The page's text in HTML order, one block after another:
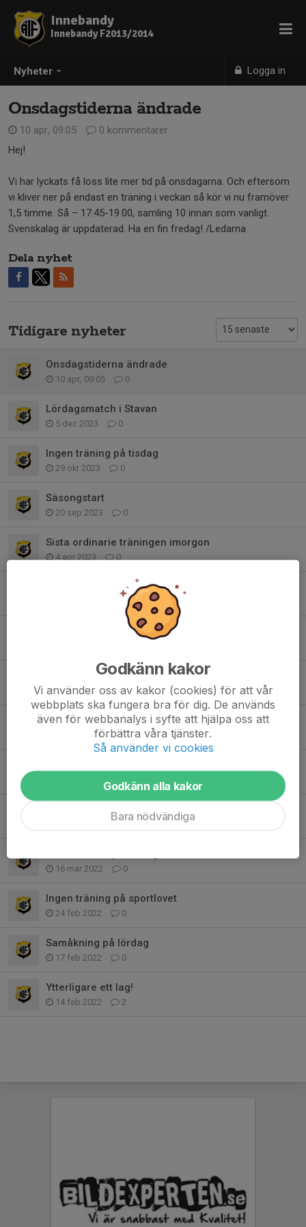
Nyheter Logga in
Innebandy
Innebandy F2013/2014
Onsdagstiderna ändrade
10 apr, 09:05
0 kommentarer
Hej!
Vi har lyckats få loss lite mer tid på onsdagarna. Och eftersom
vi kliver ner på endast en träning i veckan så kör vi nu framöver
1,5 timme. Så – 17:45-19.00, samling 10 innan som vanligt.
Svenskalag är uppdaterad. Ha en fin fredag! /Ledarna
Dela nyhet
Tidigare nyheter
Onsdagstiderna ändrade
10 apr, 09:05 0
Lördagsmatch i Stavan
5 dec 2023 0
Ingen träning på tisdag
29 okt 2023 0
Säsongstart
20 sep 2023 0
Sista ordinarie träningen imorgon
4 apr 2023 0
Träningstid 17:45-19:15
Säsongsstart 21/9
6 sep 2022 0
Få spelare i helgen
23 mar 2022 0
0
Match på lördag
16 mar 2022 0
Ingen träning på sportlovet
24 feb 2022 0
Samåkning på lördag
17 feb 2022 0
Ytterligare ett lag!
14 feb 2022 2
Godkänn kakor
Vi använder oss av kakor (cookies) för att vår
webbplats ska fungera bra för dig. De används
även för webbanalys i syfte att hjälpa oss att
förbättra våra tjänster.
Så använder vi cookies
Godkänn alla kakor
Bara nödvändiga